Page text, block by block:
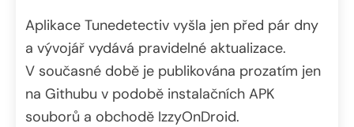
Aplikace Tunedetectiv vyšla jen před pár dny
a vývojář vydává pravidelné aktualizace.
V současné době je publikována prozatím jen
na Githubu v podobě instalačních APK
souborů a obchodě IzzyOnDroid.